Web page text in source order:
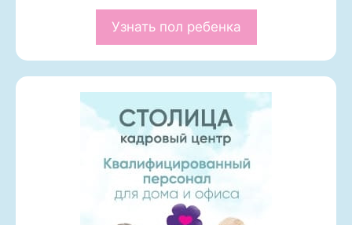
Узнать пол ребенка